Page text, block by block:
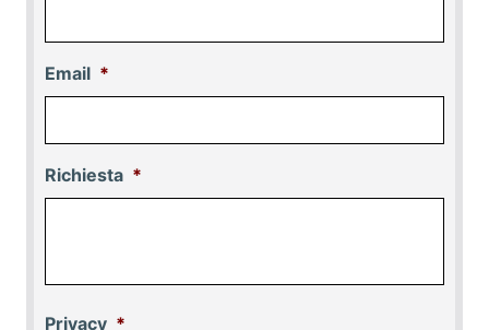
Email *
Richiesta *
Privacy *